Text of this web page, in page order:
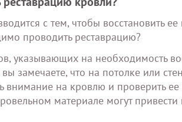
с тем, чтобы восстановить
проводить реставрацию?
указывающих на необходимость
замечаете, что на потолке или
внимание на кровлю и проверить
материале могут